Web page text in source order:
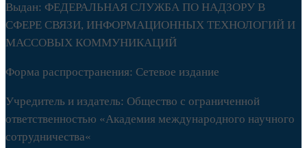
Выдан: ФЕДЕРАЛЬНАЯ СЛУЖБА ПО НАДЗОРУ В
СФЕРЕ СВЯЗИ, ИНФОРМАЦИОННЫХ ТЕХНОЛОГИЙ И
МАССОВЫХ КОММУНИКАЦИЙ
Форма распространения: Сетевое издание
Учредитель и издатель: Общество с ограниченной
ответственностью «Академия международного научного
сотрудничества«